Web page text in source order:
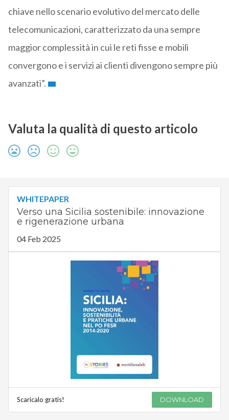
chiave nello scenario evolutivo del mercato delle
telecomunicazioni, caratterizzato da una sempre
maggior complessità in cui le reti fisse e mobili
convergono e i servizi ai clienti divengono sempre più
avanzati”.
Valuta la qualità di questo articolo
WHITEPAPER
Verso una Sicilia sostenibile: innovazione
e rigenerazione urbana
04 Feb 2025
Scaricalo gratis! DOWNLOAD